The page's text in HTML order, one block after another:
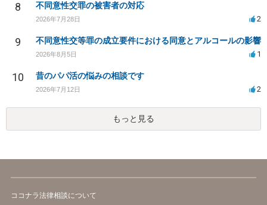
8 不同意性交罪の被害者の対応
2026年7月28日 2
9 不同意性交等罪の成立要件における同意とアルコールの影響
2026年8月5日 1
10 昔のパパ活の悩みの相談です
2026年7月12日 2
もっと見る
ココナラ法律相談について